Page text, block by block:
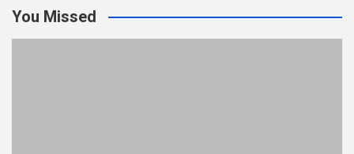
You Missed